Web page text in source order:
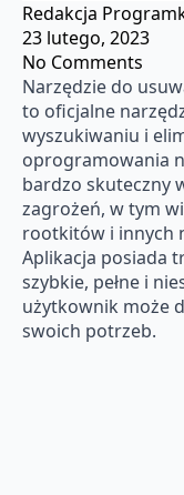
Redakcja
23 lutego, 2023
No Comments
Narzędzie do
to oficjalne
wyszukiwaniu i
oprogramowania
bardzo skuteczny
zagrożeń, w tym
rootkitów i innych
Aplikacja posiada
szybkie, pełne i
użytkownik może
swoich potrzeb.